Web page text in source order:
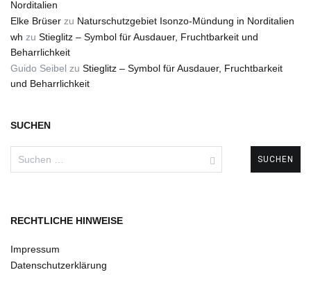
Norditalien
Elke Brüser zu Naturschutzgebiet Isonzo-Mündung in Norditalien
wh zu Stieglitz – Symbol für Ausdauer, Fruchtbarkeit und
Beharrlichkeit
Guido Seibel zu Stieglitz – Symbol für Ausdauer, Fruchtbarkeit
und Beharrlichkeit
SUCHEN
RECHTLICHE HINWEISE
Impressum
Datenschutzerklärung